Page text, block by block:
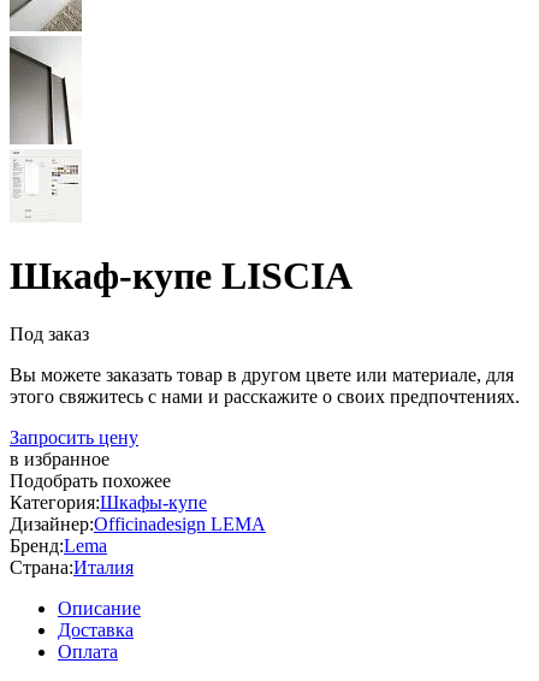
Шкаф-купе LISCIA
Под заказ
Вы можете заказать товар в другом цвете или материале, для
этого свяжитесь с нами и расскажите о своих предпочтениях.
Запросить цену
в избранное
Подобрать похожее
Категория:Шкафы-купе
Дизайнер:Officinadesign LEMA
Бренд:Lema
Страна:Италия
Описание
Доставка
Оплата